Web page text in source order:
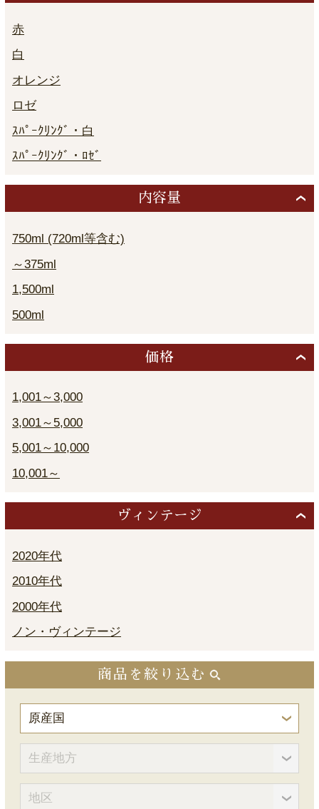
赤
白
オレンジ
ロゼ
ｽﾊﾟｰｸﾘﾝｸﾞ・白
ｽﾊﾟｰｸﾘﾝｸﾞ・ﾛｾﾞ
内容量
750ml (720ml等含む)
～375ml
1,500ml
500ml
価格
1,001～3,000
3,001～5,000
5,001～10,000
10,001～
ヴィンテージ
2020年代
2010年代
2000年代
ノン・ヴィンテージ
商品を絞り込む